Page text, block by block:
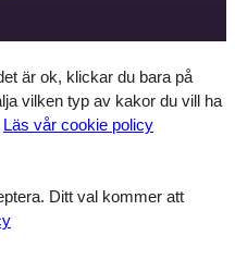
är ok, klickar du bara på
vilken typ av kakor du vill ha
Läs vår cookie policy
Ditt val kommer att